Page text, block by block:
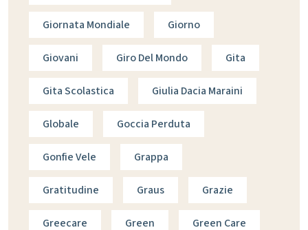
Giornata Mondiale Giorno
Giovani Giro Del Mondo Gita
Gita Scolastica Giulia Dacia Maraini
Globale Goccia Perduta
Gonfie Vele Grappa
Gratitudine Graus Grazie
Greecare Green Green Care